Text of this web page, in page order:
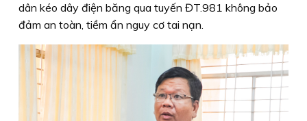
dân kéo dây điện băng qua tuyến ĐT.981 không bảo
đảm an toàn, tiềm ẩn nguy cơ tai nạn.